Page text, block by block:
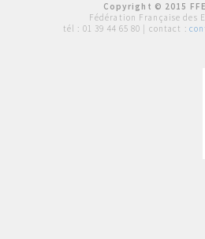
Copyright © 2015
Fédération Française des
tél : 01 39 44 65 80 | contact :